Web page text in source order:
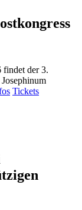
findet der 3.
Tickets